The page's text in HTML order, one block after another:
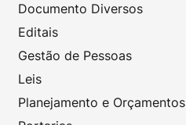
Documento Diversos
Editais
Gestão de Pessoas
Leis
Planejamento e Orçamentos